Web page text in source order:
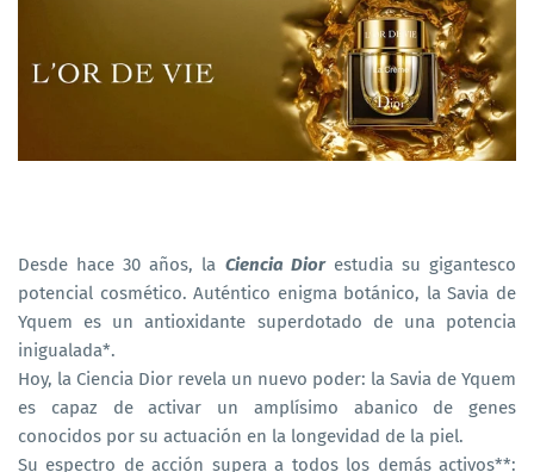
Desde hace 30 años, la Ciencia Diorestudia su gigantesco
potencial cosmético. Auténtico enigma botánico, la Savia de
Yquem es un antioxidante superdotado de una potencia
inigualada*.
Hoy, la Ciencia Dior revela un nuevo poder: la Savia de Yquem
es capaz de activar un amplísimo abanico de genes
conocidos por su actuación en la longevidad de la piel.
Su espectro de acción supera a todos los demás activos**: